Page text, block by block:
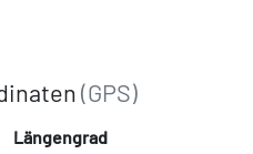
(GPS)
Längengrad